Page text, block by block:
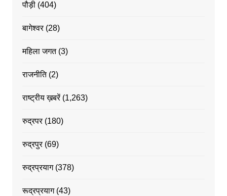
पौड़ी(404)
बागेश्वर(28)
महिला जगत(3)
राजनीति(2)
राष्ट्रीय ख़बरें(1,263)
रुद्रपर(180)
रुद्रपुर(69)
रुद्रप्रयाग(378)
रूद्रप्रयाग(43)